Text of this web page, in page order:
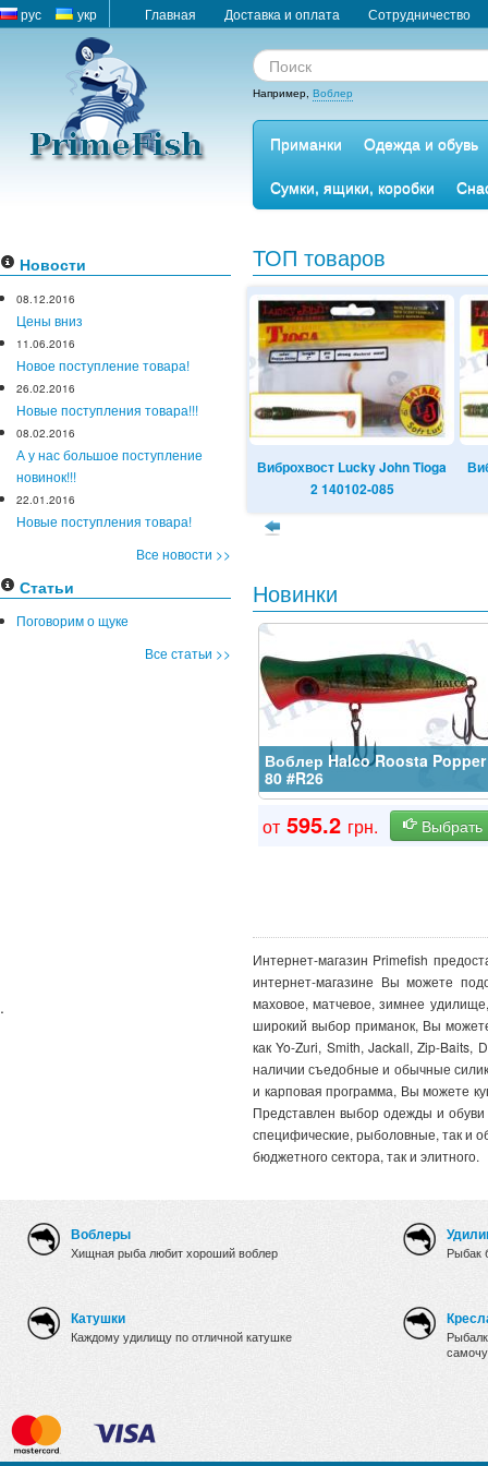
рус укр Главная Доставка и оплата Сотрудничество
Например, Воблер
Приманки
Одежда и обувь
Сумки, ящики, коробки
Новости
08.12.2016
Цены вниз
11.06.2016
Новое поступление товара!
26.02.2016
Новые поступления товара!!!
08.02.2016
А у нас большое поступление
новинок!!!
22.01.2016
Новые поступления товара!
Все новости >>
Статьи
Поговорим о щуке
Все статьи >>
.
ТОП товаров
Твистер Lucky John Ballist 2,5
Виброхвост Lucky John Tioga
2 140102-085
Новинки
Воблер Halco Roosta Popper
80 #R26
от 595.2 грн. Выбрать
Интернет-магазин Primefish
интернет-магазине Вы можете
маховое, матчевое, зимнее
широкий выбор приманок, Вы
как Yo-Zuri, Smith, Jackall, Zip-Baits,
наличии съедобные и обычные
и карповая программа, Вы можете
Представлен выбор одежды и обуви
специфические, рыболовные, так и
бюджетного сектора, так и элитного.
Воблеры
Хищная рыба любит хороший воблер
Катушки
Каждому удилищу по отличной катушке
Рыбак